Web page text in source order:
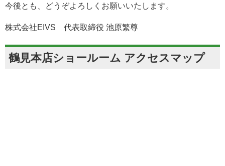
今後とも、どうぞよろしくお願いいたします。
株式会社EIVS 代表取締役 池原繁尊
鶴見本店ショールーム アクセスマップ